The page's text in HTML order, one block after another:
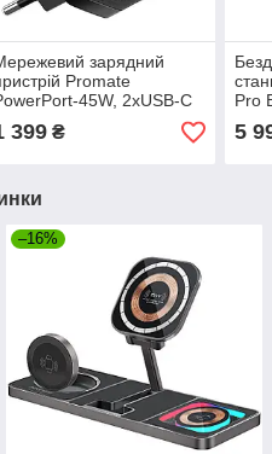
зарядний
Promate
45W, 2хUSB-C
USB-A Black
45.black)
399₴
Pro
5
–16%